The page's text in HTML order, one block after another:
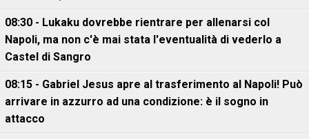
08:30 - Lukaku dovrebbe rientrare per allenarsi col
Napoli, ma non c'è mai stata l'eventualità di vederlo a
Castel di Sangro
08:15 - Gabriel Jesus apre al trasferimento al Napoli! Può
arrivare in azzurro ad una condizione: è il sogno in
attacco